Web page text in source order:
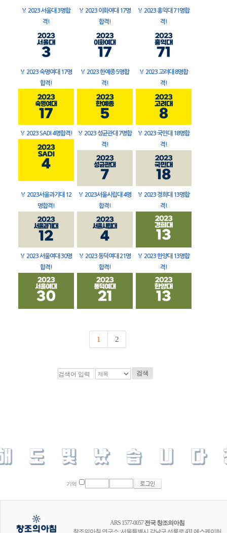
🏅 2023 서울대 3명합
격!
🏅 2023 이화여대 17명
합격!
🏅 2023 홍익대 71명합
격!
🏅 2023 숙명여대 17명
합격!
🏅 2023 한예종 5명합
격!
🏅 2023 고려대 8명합
격!
🏅 2023 SADI 4명합격! 🏅 2023 성균관대 7명합
격!
🏅 2023 국민대 18명합
격!
🏅 2023서울과기대 12
명합격!
🏅 2023서울시립대 4명
합격!
🏅 2023 경희대 13명합
격!
🏅 2023 서울여대 30명
합격!
🏅 2023 동덕여대 21명
합격!
🏅 2023 한양대 13명합
격!
1 2
검색
기억
ARS 1577-0057전국 창조의아침
창조의아침 연구소 :서울특별시 강남구 선릉로 431 에스케이허